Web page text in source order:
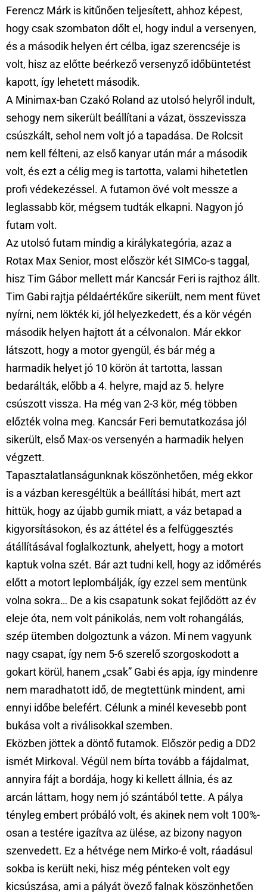
Ferencz Márk is kitűnően teljesített, ahhoz képest,
hogy csak szombaton dőlt el, hogy indul a versenyen,
és a második helyen ért célba, igaz szerencséje is
volt, hisz az előtte beérkező versenyző időbüntetést
kapott, így lehetett második.
A Minimax-ban Czakó Roland az utolsó helyről indult,
sehogy nem sikerült beállítani a vázat, összevissza
csúszkált, sehol nem volt jó a tapadása. De Rolcsit
nem kell félteni, az első kanyar után már a második
volt, és ezt a célig meg is tartotta, valami hihetetlen
profi védekezéssel. A futamon övé volt messze a
leglassabb kör, mégsem tudták elkapni. Nagyon jó
futam volt.
Az utolsó futam mindig a királykategória, azaz a
Rotax Max Senior, most először két SIMCo-s taggal,
hisz Tim Gábor mellett már Kancsár Feri is rajthoz állt.
Tim Gabi rajtja példaértékűre sikerült, nem ment füvet
nyírni, nem lökték ki, jól helyezkedett, és a kör végén
második helyen hajtott át a célvonalon. Már ekkor
látszott, hogy a motor gyengül, és bár még a
harmadik helyet jó 10 körön át tartotta, lassan
bedarálták, előbb a 4. helyre, majd az 5. helyre
csúszott vissza. Ha még van 2-3 kör, még többen
előzték volna meg. Kancsár Feri bemutatkozása jól
sikerült, első Max-os versenyén a harmadik helyen
végzett.
Tapasztalatlanságunknak köszönhetően, még ekkor
is a vázban keresgéltük a beállítási hibát, mert azt
hittük, hogy az újabb gumik miatt, a váz betapad a
kigyorsításokon, és az áttétel és a felfüggesztés
átállításával foglalkoztunk, ahelyett, hogy a motort
kaptuk volna szét. Bár azt tudni kell, hogy az időmérés
előtt a motort leplombálják, így ezzel sem mentünk
volna sokra… De a kis csapatunk sokat fejlődött az év
eleje óta, nem volt pánikolás, nem volt rohangálás,
szép ütemben dolgoztunk a vázon. Mi nem vagyunk
nagy csapat, így nem 5-6 szerelő szorgoskodott a
gokart körül, hanem „csak” Gabi és apja, így mindenre
nem maradhatott idő, de megtettünk mindent, ami
ennyi időbe belefért. Célunk a minél kevesebb pont
bukása volt a riválisokkal szemben.
Eközben jöttek a döntő futamok. Először pedig a DD2
ismét Mirkoval. Végül nem bírta tovább a fájdalmat,
annyira fájt a bordája, hogy ki kellett állnia, és az
arcán láttam, hogy nem jó szántából tette. A pálya
tényleg embert próbáló volt, és akinek nem volt 100%-
osan a testére igazítva az ülése, az bizony nagyon
szenvedett. Ez a hétvége nem Mirko-é volt, ráadásul
sokba is került neki, hisz még pénteken volt egy
kicsúszása, ami a pályát övező falnak köszönhetően